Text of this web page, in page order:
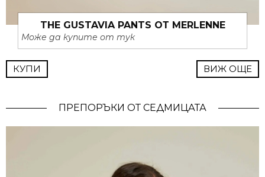
THE GUSTAVIA PANTS ОТ MERLENNE
Може да купите от тук
КУПИ ВИЖ ОЩЕ
ПРЕПОРЪКИ ОТ СЕДМИЦАТА